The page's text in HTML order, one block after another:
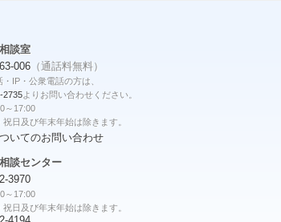
談室
006 （通話料無料）
IP・公衆電話の方は、
2735よりお問い合わせください。
～17:00
祝日及び年末年始は除きます。
いてのお問い合わせ
談センター
3970
～17:00
祝日及び年末年始は除きます。